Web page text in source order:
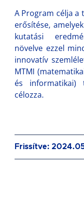
A Program célja a
erősítése,
kutatási
növelve ezzel
innovatív
MTMI
és informatikai)
célozza.
Frissítve: